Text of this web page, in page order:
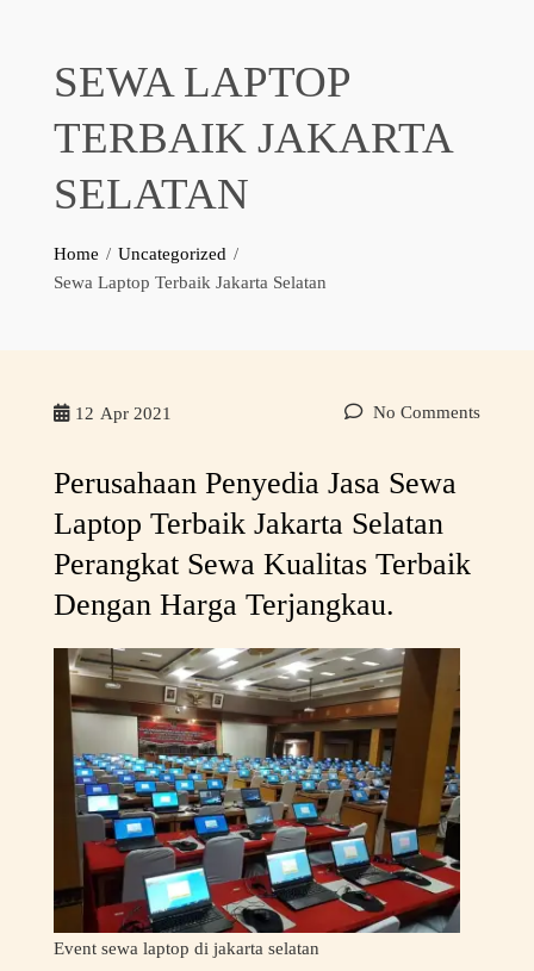
SEWA LAPTOP
TERBAIK JAKARTA
SELATAN
Home
Uncategorized
Sewa Laptop Terbaik Jakarta Selatan
12 Apr 2021 No Comments
Perusahaan Penyedia Jasa Sewa
Laptop Terbaik Jakarta Selatan
Perangkat Sewa Kualitas Terbaik
Dengan Harga Terjangkau.
Event sewa laptop di jakarta selatan